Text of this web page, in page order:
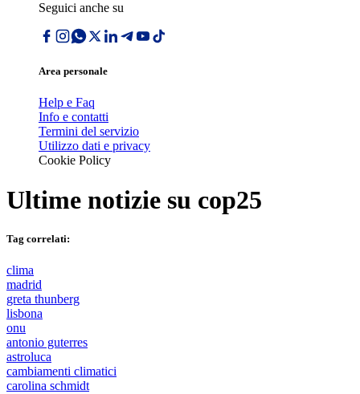
Seguici anche su
Area personale
Help e Faq
Info e contatti
Termini del servizio
Utilizzo dati e privacy
Cookie Policy
Ultime notizie su cop25
Tag correlati:
clima
madrid
greta thunberg
lisbona
onu
antonio guterres
astroluca
cambiamenti climatici
carolina schmidt